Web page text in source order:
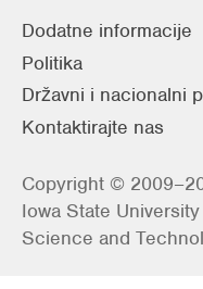
Dodatne informacije
Politika
Državni i nacionalni
Kontaktirajte nas
Copyright ©
Iowa State
Science and